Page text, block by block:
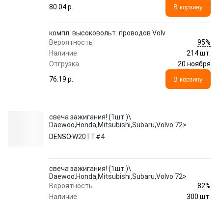
80.04 p. В корзину
компл. высоковольт. проводов Volv
Вероятность
95%
Наличие
214 шт.
Отгрузка
20 ноября
76.19 p.
В корзину
свеча зажигания! (1шт.)\
Daewoo,Honda,Mitsubishi,Subaru,Volvo 72>
DENSOW20TT#4
свеча зажигания! (1шт.)\
Daewoo,Honda,Mitsubishi,Subaru,Volvo 72>
Вероятность
82%
Наличие
300 шт.